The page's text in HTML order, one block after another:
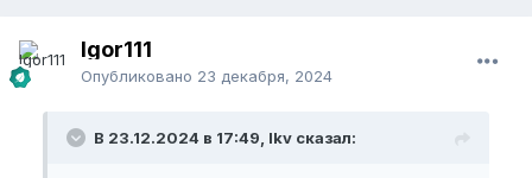
Igor111
Опубликовано 23 декабря, 2024
В 23.12.2024 в 17:49, lkv сказал: